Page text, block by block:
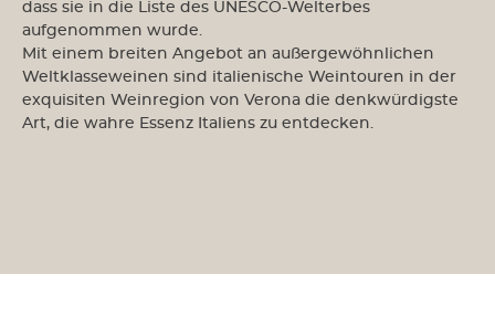
dass sie in die Liste des UNESCO-Welterbes
aufgenommen wurde.
Mit einem breiten Angebot an außergewöhnlichen
Weltklasseweinen sind italienische Weintouren in der
exquisiten Weinregion von Verona die denkwürdigste
Art, die wahre Essenz Italiens zu entdecken.